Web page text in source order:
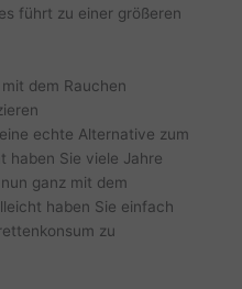
führt zu einer größeren
dem Rauchen
echte Alternative zum
haben Sie viele Jahre
ganz mit dem
haben Sie einfach
zu